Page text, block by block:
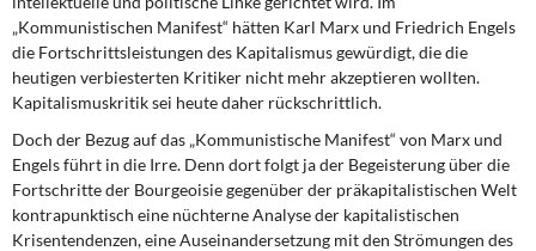
„Kommunistischen Manifest“ hätten Karl Marx und Friedrich Engels
die Fortschrittsleistungen des Kapitalismus gewürdigt, die die
heutigen verbiesterten Kritiker nicht mehr akzeptieren wollten.
Kapitalismuskritik sei heute daher rückschrittlich.
Doch der Bezug auf das „Kommunistische Manifest“ von Marx und
Engels führt in die Irre. Denn dort folgt ja der Begeisterung über die
Fortschritte der Bourgeoisie gegenüber der präkapitalistischen Welt
kontrapunktisch eine nüchterne Analyse der kapitalistischen
Krisentendenzen, eine Auseinandersetzung mit den Strömungen des